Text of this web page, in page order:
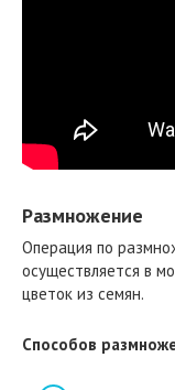
Размножение
Операция по
осуществляется в
цветок из семян.
Способов